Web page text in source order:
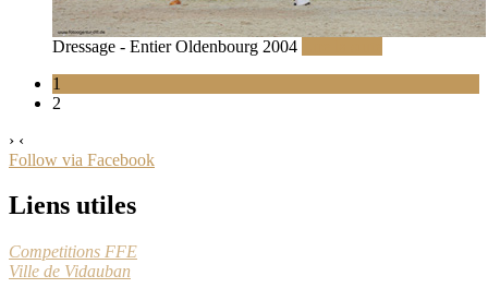
Dressage - Entier Oldenbourg 2004
1
2
› ‹
Follow via Facebook
Liens utiles
Competitions FFE
Ville de Vidauban